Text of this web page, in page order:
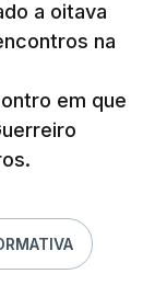
a oitava
na
em que